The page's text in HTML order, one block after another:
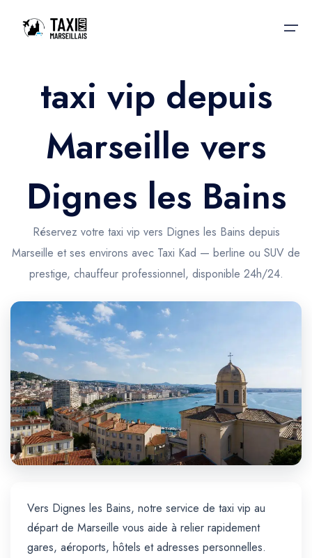
Accueil
Nos services
Nos services
Trajet Gare SNCF
Trajet Port croisière
Trajet Séminaire
Trajet Santé
Trajet Longue Distance
Réservation
Actualités & évènements
Contactez-nous
taxi vip depuis
Marseille vers
Dignes les Bains
Réservez votre taxi vip vers Dignes les Bains depuis
Marseille et ses environs avec Taxi Kad — berline ou SUV de
prestige, chauffeur professionnel, disponible 24h/24.
Vers Dignes les Bains, notre service de taxi vip au
départ de Marseille vous aide à relier rapidement
gares, aéroports, hôtels et adresses personnelles.